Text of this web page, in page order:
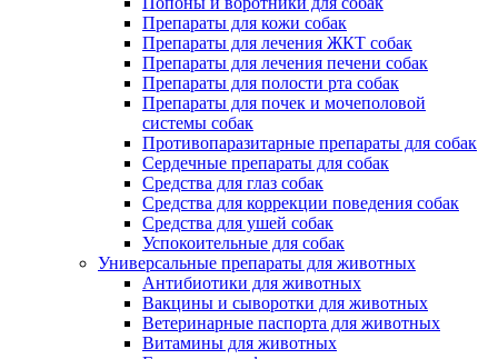
Препараты для кожи собак
Препараты для лечения ЖКТ собак
Препараты для лечения печени собак
Препараты для полости рта собак
Препараты для почек и мочеполовой
системы собак
Противопаразитарные препараты для собак
Сердечные препараты для собак
Средства для глаз собак
Средства для коррекции поведения собак
Средства для ушей собак
Успокоительные для собак
Универсальные препараты для животных
Антибиотики для животных
Вакцины и сыворотки для животных
Ветеринарные паспорта для животных
Витамины для животных